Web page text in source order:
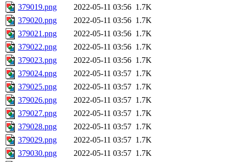
379019.png
2022-05-11 03:56 1.7K
379020.png
2022-05-11 03:56 1.7K
379021.png
2022-05-11 03:56 1.7K
379022.png
2022-05-11 03:56 1.7K
379023.png
2022-05-11 03:56 1.7K
379024.png
2022-05-11 03:57 1.7K
379025.png
2022-05-11 03:57 1.7K
379026.png
2022-05-11 03:57 1.7K
379027.png
2022-05-11 03:57 1.7K
379028.png
2022-05-11 03:57 1.7K
379029.png
2022-05-11 03:57 1.7K
379030.png
2022-05-11 03:57 1.7K